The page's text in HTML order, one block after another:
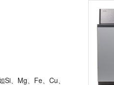
、Mg、Fe、Cu、